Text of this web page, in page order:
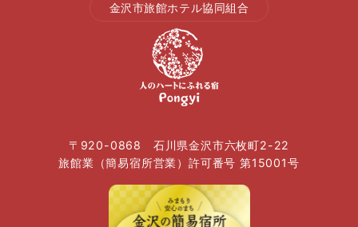
金沢市旅館ホテル協同組合
〒920-0868 石川県金沢市六枚町2-22
旅館業（簡易宿所営業）許可番号 第15001号